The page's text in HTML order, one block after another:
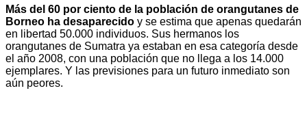
Más del 60 por ciento de la población de orangutanes de
Borneo ha desaparecido y se estima que apenas quedarán
en libertad 50.000 individuos. Sus hermanos los
orangutanes de Sumatra ya estaban en esa categoría desde
el año 2008, con una población que no llega a los 14.000
ejemplares. Y las previsiones para un futuro inmediato son
aún peores.